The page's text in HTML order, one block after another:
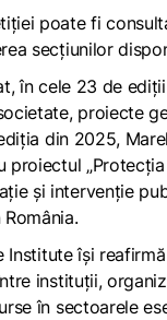
poate fi
secţiunilor
în cele 23 de
proiecte
din 2025,
proiectul
și intervenție
Institute își
instituții,
în sectoarele